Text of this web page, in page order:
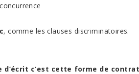
, comme les clauses discriminatoires.
d’écrit c’est cette forme de contrat